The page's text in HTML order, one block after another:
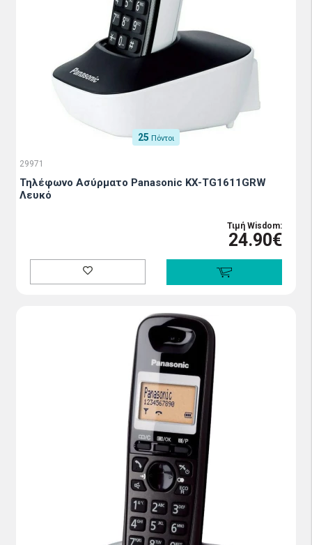
25 Πόντοι
29971
Τηλέφωνο Ασύρματο Panasonic KX-TG1611GRW
Λευκό
Τιμή Wisdom:
24.90€